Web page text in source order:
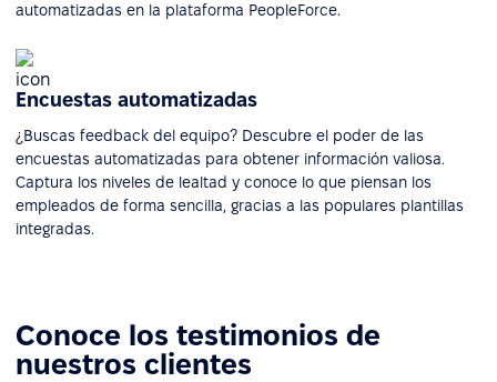
automatizadas en la plataforma PeopleForce.
Encuestas automatizadas
¿Buscas feedback del equipo? Descubre el poder de las
encuestas automatizadas para obtener información valiosa.
Captura los niveles de lealtad y conoce lo que piensan los
empleados de forma sencilla, gracias a las populares plantillas
integradas.
Conoce los testimonios de
nuestros clientes